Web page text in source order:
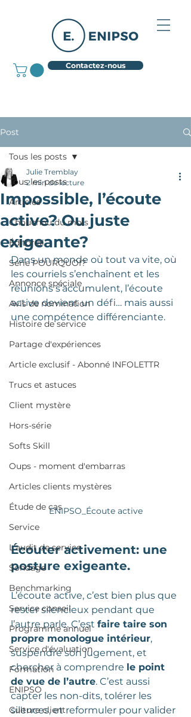
Contactez-nous
Post
Tous les posts
Articles
Chouchou du mois
Éditorial
Série POURQUOI?
Annonce spéciale
Avis de nomination
Histoire de service
Partage d'expériences
Article exclusif - Abonné INFOLETTR
Trucs et astuces
Client mystère
Hors-série
Softs Skill
Oups - moment d'embarras
Articles clients mystères
Étude de cas
Service
L'audit de service
Sondage
Benchmarking
Service conseil
Programme annuel
Service d'évaluation
Formation
ENIPSO
Culture client
Tous les posts
Impossible, l’écoute
active? Ou juste
exigeante?
Julie Tremblay
2 min de lecture
Dans un monde où tout va vite, où
les courriels s’enchaînent et les
réunions s’accumulent, l’écoute
active devient un défi… mais aussi
une compétence différenciante.
ENIPSO_ Écoute active
Écouter activement: une
posture exigeante.
L’écoute active, c’est bien plus que
rester silencieux pendant que
l’autre parle. C’est faire taire son
propre monologue intérieur,
suspendre son jugement, et
chercher à comprendre le point
de vue de l’autre. C’est aussi
capter les non-dits, tolérer les
silences, et reformuler pour valider